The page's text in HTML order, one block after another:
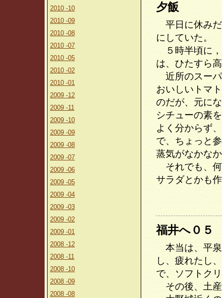
2010 -10
2010 -09
2010 -08
2010 -07
2010 -05
2010 -02
2010 -01
2009 -12
2009 -11
2009 -10
2009 -09
2009 -08
2009 -07
2009 -06
2009 -05
2009 -04
2009 -03
2009 -02
2009 -01
2008 -12
2008 -11
2008 -10
2008 -09
2008 -08
夕飯
平日に休みだ
にしていた。
５時半頃に，
は、ひたすら
近所のスーパ
おいしいトマ
のだが、元に
シチューの素
よく分からず
で、ちょっと
蒸気がなかな
それでも、何
サラダとかも
福井へ０５
本当は、平泉
し、疲れたし
で、ソフトク
その後、土産